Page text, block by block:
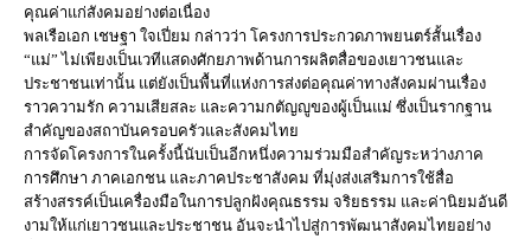
คุณค่าแก่สังคมอย่างต่อเนื่อง
พลเรือเอก เชษฐา ใจเปี่ยม กล่าวว่า โครงการประกวดภาพยนตร์สั้นเรื่อง
“แม่” ไม่เพียงเป็นเวทีแสดงศักยภาพด้านการผลิตสื่อของเยาวชนและ
ประชาชนเท่านั้น แต่ยังเป็นพื้นที่แห่งการส่งต่อคุณค่าทางสังคมผ่านเรื่อง
ราวความรัก ความเสียสละ และความกตัญญูของผู้เป็นแม่ ซึ่งเป็นรากฐาน
สำคัญของสถาบันครอบครัวและสังคมไทย
การจัดโครงการในครั้งนี้นับเป็นอีกหนึ่งความร่วมมือสำคัญระหว่างภาค
การศึกษา ภาคเอกชน และภาคประชาสังคม ที่มุ่งส่งเสริมการใช้สื่อ
สร้างสรรค์เป็นเครื่องมือในการปลูกฝังคุณธรรม จริยธรรม และค่านิยมอันดี
งามให้แก่เยาวชนและประชาชน อันจะนำไปสู่การพัฒนาสังคมไทยอย่าง